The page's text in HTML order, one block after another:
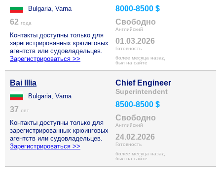
Bulgaria, Varna
62 года
Контакты доступны только для
зарегистрированных крюинговых
агентств или судовладельцев.
Зарегистрироваться >>
8000-8500 $
Свободно
Английский
01.03.2026
Готовность
более месяца назад
был на сайте
Bai Illia
Bulgaria, Varna
37 лет
Контакты доступны только для
зарегистрированных крюинговых
агентств или судовладельцев.
Зарегистрироваться >>
Chief Engineer
Superintendent
8500-8500 $
Свободно
Английский
24.02.2026
Готовность
более месяца назад
был на сайте